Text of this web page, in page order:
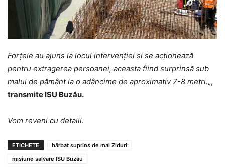
Forțele au ajuns la locul intervenției și se acționează
pentru extragerea persoanei, aceasta fiind surprinsă sub
malul de pământ la o adâncime de aproximativ 7-8 metri.„,
transmite ISU Buzău.
Vom reveni cu detalii.
ETICHETE
bărbat suprins de mal Ziduri
misiune salvare ISU Buzău